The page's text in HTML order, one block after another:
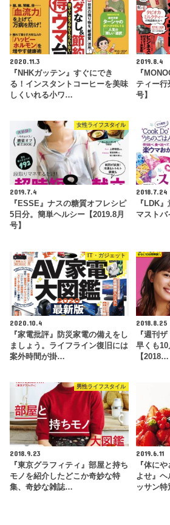
2020.11.3
『NHKガッテン』すぐにでき
る！インスタントコーヒーを美味
しくいれる小ワ…
2019.8.4
『
ティー行
号】
女性ライフスタイル
2019.7.4
『ESSE』ナスの糖質オフレシピ
5日分。簡単ヘルシー【2019.8月
号】
2018.7.24
『LDK
マストバ
IT・ガジェット
2020.10.4
『家電批評』防災家電の備えをし
ましょう。ライフライン復旧には
案外時間が掛…
2018.8.25
『週刊
早くも
【2018…
男性ライフスタイル
2018.9.23
『東京グラフィティ』部屋と持ち
モノを紹介したどこか奇妙な特
集、奇妙な雑誌…
2019.6.11
『体に
よせ』
ッサン特